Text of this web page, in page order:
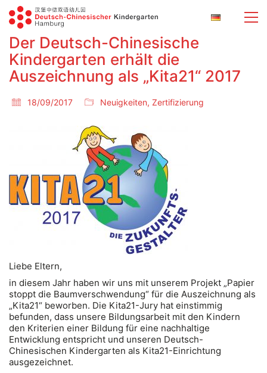
Der Deutsch-Chinesische
Kindergarten erhält die
Auszeichnung als „Kita21“ 2017
18/09/2017 Neuigkeiten, Zertifizierung
Liebe Eltern,
in diesem Jahr haben wir uns mit unserem Projekt „Papier 
stoppt die Baumverschwendung“ für die Auszeichnung als
„Kita21“ beworben. Die Kita21-Jury hat einstimmig
befunden, dass unsere Bildungsarbeit mit den Kindern
den Kriterien einer Bildung für eine nachhaltige
Entwicklung entspricht und unseren Deutsch-
Chinesischen Kindergarten als Kita21-Einrichtung
ausgezeichnet.